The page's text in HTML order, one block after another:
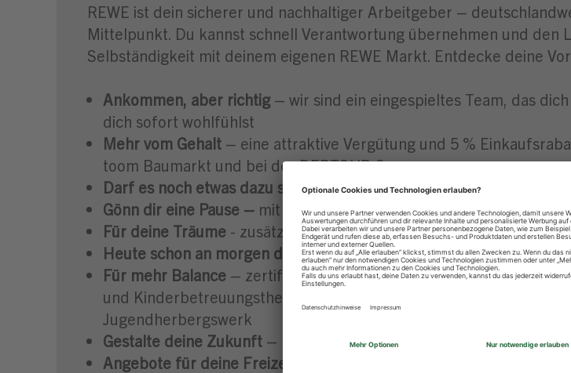
REWE ist dein sicherer und nachhaltiger Arbeitgeber –
Mittelpunkt. Du kannst schnell Verantwortung übernehmen und
Selbständigkeit mit deinem eigenen REWE Markt. Entdecke deine
Ankommen, aber richtig– wir sind ein eingespieltes Team, das
dich sofort wohlfühlst
Mehr vom Gehalt – eine attraktive Vergütung und 5 %
toom Baumarkt und bei der DERTOUR Group
Darf es noch etwas dazu sein?– Freu dich auf Sonderzahlungen
Gönn dir eine Pause – mit 6 Wochen Urlaub im Jahr.
Für deine Träume - zusätzliche Zahlungen, die du für deinen
Heute schon an morgen denken– wir bieten dir tolle Angebote zur
Für mehr Balance – zertifiziert durch das audit berufundfamilie
und Kinderbetreuungsthemen durch die awo lifebalance sowie
Jugendherbergswerk
Gestalte deine Zukunft – mit unseren umfassenden Angebotenan
Angebote für deine Freizeit
– wir bieten dir Vergünstigungen in